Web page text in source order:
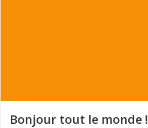
Bonjour tout le monde !